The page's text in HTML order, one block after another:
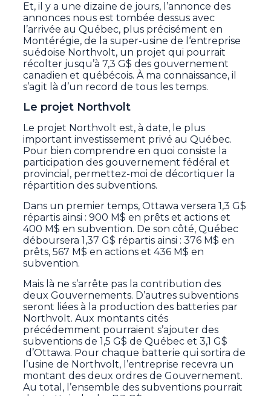
Et, il y a une dizaine de jours, l’annonce des
annonces nous est tombée dessus avec
l’arrivée au Québec, plus précisément en
Montérégie, de la super-usine de l‘entreprise
suédoise Northvolt, un projet qui pourrait
récolter jusqu’à 7,3 G$ des gouvernement
canadien et québécois. À ma connaissance, il
s’agit là d’un record de tous les temps.
Le projet Northvolt
Le projet Northvolt est, à date, le plus
important investissement privé au Québec.
Pour bien comprendre en quoi consiste la
participation des gouvernement fédéral et
provincial, permettez-moi de décortiquer la
répartition des subventions.
Dans un premier temps, Ottawa versera 1,3 G$
répartis ainsi : 900 M$ en prêts et actions et
400 M$ en subvention. De son côté, Québec
déboursera 1,37 G$ répartis ainsi : 376 M$ en
prêts, 567 M$ en actions et 436 M$ en
subvention.
Mais là ne s’arrête pas la contribution des
deux Gouvernements. D’autres subventions
seront liées à la production des batteries par
Northvolt. Aux montants cités
précédemment pourraient s’ajouter des
subventions de 1,5 G$ de Québec et 3,1 G$
d’Ottawa. Pour chaque batterie qui sortira de
l’usine de Northvolt, l’entreprise recevra un
montant des deux ordres de Gouvernement.
Au total, l’ensemble des subventions pourrait